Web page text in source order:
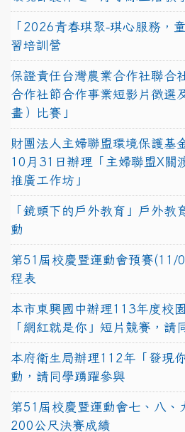
「2026青春琪聚-琪心服務，
習培訓營
保證責任台灣農業合作社聯合
合作社節合作事業短影片徵選
畫）比賽」
財團法人主婦聯盟環境保護基
10月31日辦理「主婦聯盟X關
推廣工作坊」
「鏡頭下的戶外教育」戶外教
動
第51屆校慶暨運動會預賽(11/
程表
本市東興國中辦理113年度校
「網紅就是你」短片競賽，請
本府衛生局辦理112年「發現
動，請同學踴躍參與
第51屆校慶暨運動會七、八、
200公尺決賽成績